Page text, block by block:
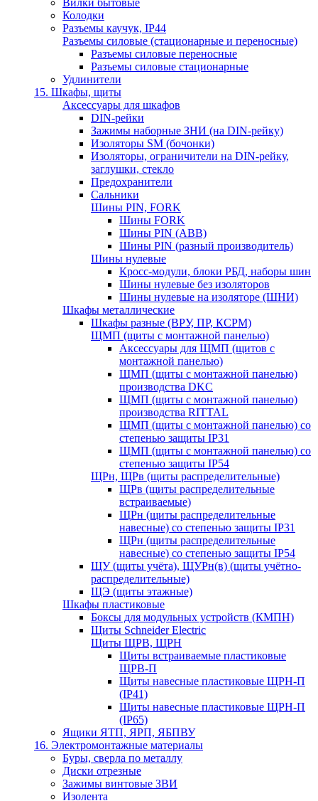
Вилки бытовые
Колодки
Разъемы каучук, IP44
Разъемы силовые (стационарные и переносные)
Разъемы силовые переносные
Разъемы силовые стационарные
Удлинители
15. Шкафы, щиты
Аксессуары для шкафов
DIN-рейки
Зажимы наборные ЗНИ (на DIN-рейку)
Изоляторы SM (бочонки)
Изоляторы, ограничители на DIN-рейку,
заглушки, стекло
Предохранители
Сальники
Шины PIN, FORK
Шины FORK
Шины PIN (АВВ)
Шины PIN (разный производитель)
Шины нулевые
Кросс-модули, блоки РБД, наборы шин
Шины нулевые без изоляторов
Шины нулевые на изоляторе (ШНИ)
Шкафы металлические
Шкафы разные (ВРУ, ПР, КСРМ)
ЩМП (щиты с монтажной панелью)
Аксессуары для ЩМП (щитов с
монтажной панелью)
ЩМП (щиты с монтажной панелью)
производства DKC
ЩМП (щиты с монтажной панелью)
производства RITTAL
ЩМП (щиты с монтажной панелью) со
степенью защиты IP31
ЩМП (щиты с монтажной панелью) со
степенью защиты IP54
ЩРн, ЩРв (щиты распределительные)
ЩРв (щиты распределительные
встраиваемые)
ЩРн (щиты распределительные
навесные) со степенью защиты IP31
ЩРн (щиты распределительные
навесные) со степенью защиты IP54
ЩУ (щиты учёта), ЩУРн(в) (щиты учётно-
распределительные)
ЩЭ (щиты этажные)
Шкафы пластиковые
Боксы для модульных устройств (КМПН)
Щиты Schneider Electric
Щиты ЩРВ, ЩРН
Щиты встраиваемые пластиковые
ЩРВ-П
Щиты навесные пластиковые ЩРН-П
(IP41)
Щиты навесные пластиковые ЩРН-П
(IP65)
Ящики ЯТП, ЯРП, ЯБПВУ
16. Электромонтажные материалы
Буры, сверла по металлу
Диски отрезные
Зажимы винтовые ЗВИ
Изолента